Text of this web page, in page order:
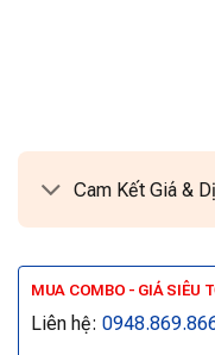
Cam Kết Giá &
MUA COMBO - GIÁ SIÊU
Liên hệ: